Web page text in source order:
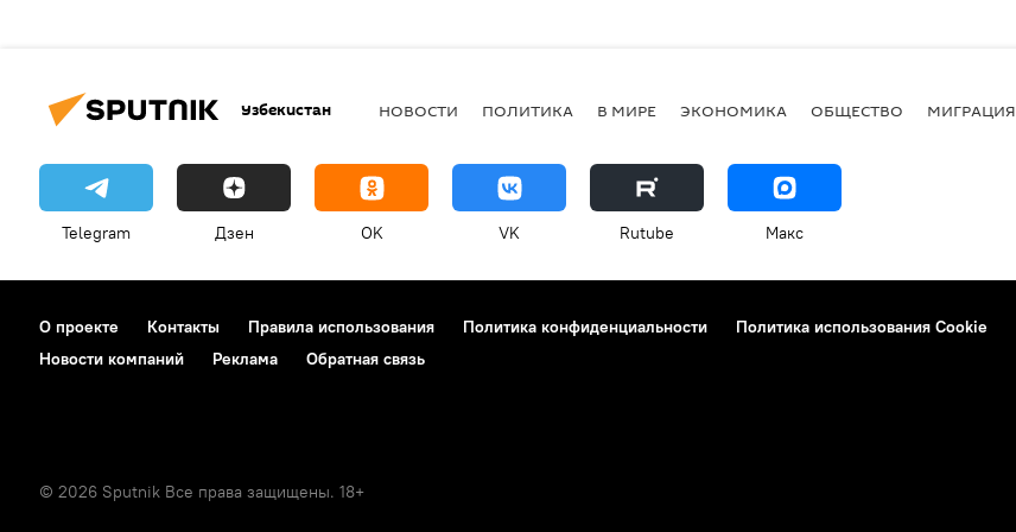
Узбекистан НОВОСТИ ПОЛИТИКА В МИРЕ ЭКОНОМИКА ОБЩЕСТВО МИГРАЦИЯ
Telegram Дзен OK VK Rutube Макс
О проекте Контакты Правила использования Политика конфиденциальности Политика использования Cookie
Новости компаний
Реклама Обратная связь
© 2026 Sputnik Все права защищены. 18+